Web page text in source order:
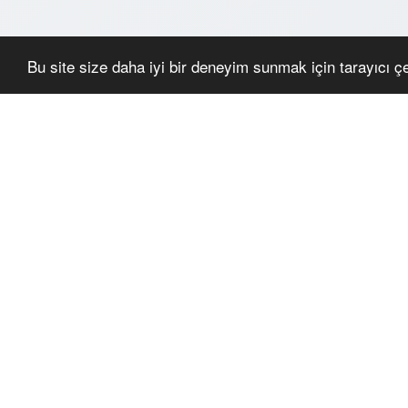
Bu site size daha iyi bir deneyim sunmak için tarayıcı